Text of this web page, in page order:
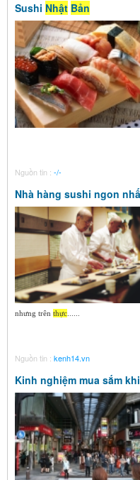
Sushi Nhật Bản
Nguồn tin : -/-
Nhà hàng sushi ngon
nhưng trên thực
Nguồn tin : kenh14.vn
Kinh nghiệm mua sắm